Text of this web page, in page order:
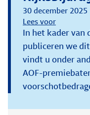
30 december 2025
Lees voor
In het kader van
publiceren we
vindt u onder
AOF-